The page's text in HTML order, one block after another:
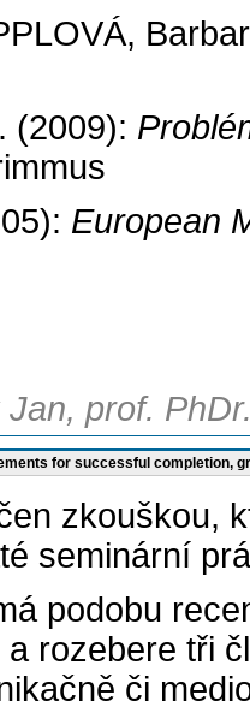
(2009):
European
prof.
for successful completion,
zkouškou,
seminární
podobu
rozebere tři
či